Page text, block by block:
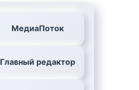
МедиаПоток
Главный редактор